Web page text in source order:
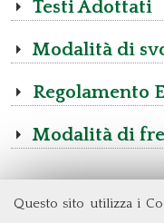
Questo sito utilizza i
Testi Adottati
Modalità di
Regolamento
Modalità di